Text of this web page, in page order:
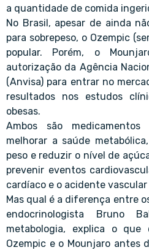
a quantidade de comida
No Brasil, apesar de ainda
para sobrepeso, o Ozempic
popular. Porém, o
autorização da Agência
(Anvisa) para entrar no
resultados nos estudos
obesas.
Ambos são
melhorar a saúde
peso e reduzir o nível de
prevenir eventos
cardíaco e o acidente vascular
Mas qual é a diferença entre
endocrinologista Bruno
metabologia, explica o
Ozempic e o Mounjaro antes